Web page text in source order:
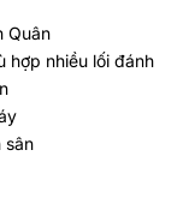
Quân
hợp nhiều lối đánh
sân